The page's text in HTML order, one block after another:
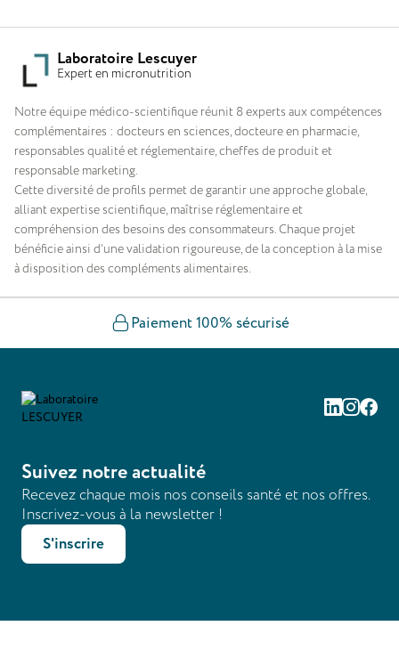
Laboratoire Lescuyer
Expert en micronutrition
Notre équipe médico-scientifique réunit 8 experts aux compétences
complémentaires : docteurs en sciences, docteure en pharmacie,
responsables qualité et réglementaire, cheffes de produit et
responsable marketing.
Cette diversité de profils permet de garantir une approche globale,
alliant expertise scientifique, maîtrise réglementaire et
compréhension des besoins des consommateurs. Chaque projet
bénéficie ainsi d’une validation rigoureuse, de la conception à la mise
à disposition des compléments alimentaires.
Paiement 100% sécurisé
Linkedin
Suivez notre actualité
Recevez chaque mois nos conseils santé et nos offres.
Inscrivez-vous à la newsletter !
S'inscrire